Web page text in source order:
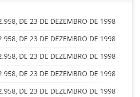
DE 23 DE DEZEMBRO DE 1998
DE 23 DE DEZEMBRO DE 1998
DE 23 DE DEZEMBRO DE 1998
DE 23 DE DEZEMBRO DE 1998
DE 23 DE DEZEMBRO DE 1998